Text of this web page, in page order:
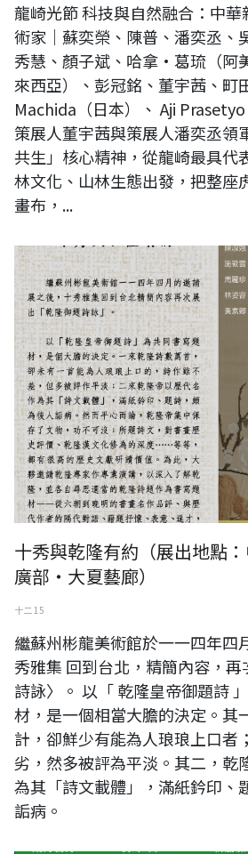
龍崎光節 科技與自然融合：中
術家｜蘇奕榮、陳普、潘奕丞、
秀慧、顏子斌、哈拿·葛琉（阿
來西亞）、彭冠銘、董宇茜、町
Machida（日本）、 Aji
策展人董宇茜與策展人潘奕丞領
共生」核心精神，從龍崎最具代
林文化、山林生態出發，把整座
畫布，...
十秀與乾隆有約（展出地點
廣部・大夏藝廊）
十二 15
繼蘇州彬龍美術館於一一四年四
秀雅集 回到台北，精簡內容，
詩詠〉。 以「 乾隆皇帝御題詩
材，是一個相當大膽的決定。其
計，卻鮮少有能為人琅琅上口者
劣，然多被評為平淡。其二，乾
為其「詩文載體」，滿紙鈐印、
詬病。